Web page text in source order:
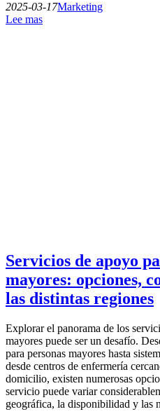
2025-03-17Marketing
Lee mas
Servicios de apoyo
mayores: opciones,
las distintas regiones
Explorar el panorama de los
mayores puede ser un desafío.
para personas mayores hasta
desde centros de enfermería
domicilio, existen numerosas
servicio puede variar
geográfica, la disponibilidad y las